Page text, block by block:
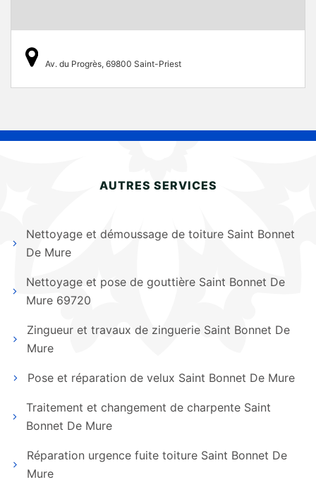
Av. du Progrès, 69800 Saint-Priest
AUTRES SERVICES
Nettoyage et démoussage de toiture Saint Bonnet
De Mure
Nettoyage et pose de gouttière Saint Bonnet De
Mure 69720
Zingueur et travaux de zinguerie Saint Bonnet De
Mure
Pose et réparation de velux Saint Bonnet De Mure
Traitement et changement de charpente Saint
Bonnet De Mure
Réparation urgence fuite toiture Saint Bonnet De
Mure